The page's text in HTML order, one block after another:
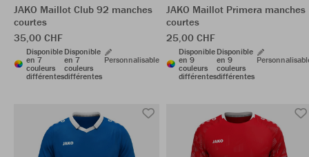
JAKO Maillot Club 92 manches
courtes
35,00 CHF
Disponible
en 7
couleurs
différentes
Disponible
en 7
couleurs
différentes
Personnalisable
JAKO Maillot Primera manches
courtes
25,00 CHF
Disponible
en 9
couleurs
différentes
Disponible
en 9
couleurs
différentes